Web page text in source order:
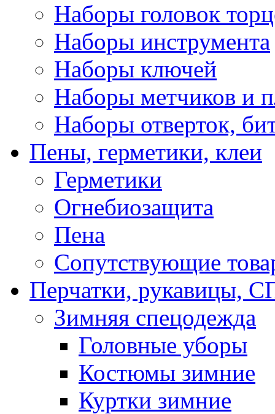
Наборы головок
Наборы инструмента
Наборы ключей
Наборы метчиков и
Наборы отверток,
Пены, герметики, клеи
Герметики
Огнебиозащита
Пена
Сопутствующие
Перчатки,
Зимняя спецодежда
Головные уборы
Костюмы зимние
Куртки зимние